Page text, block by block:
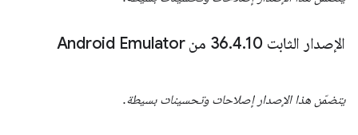
الإصدار الثابت 36 .4.10 من Android Emulator
يتضمّن هذا الإصدار إصلاحات وتحسينات بسيطة.